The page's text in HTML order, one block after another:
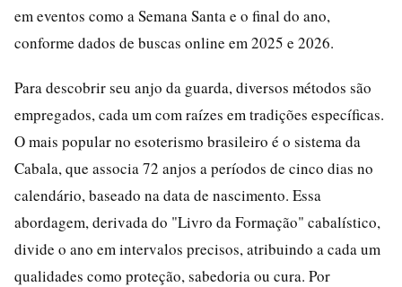
em eventos como a Semana Santa e o final do ano,
conforme dados de buscas online em 2025 e 2026.
Para descobrir seu anjo da guarda, diversos métodos são
empregados, cada um com raízes em tradições específicas.
O mais popular no esoterismo brasileiro é o sistema da
Cabala, que associa 72 anjos a períodos de cinco dias no
calendário, baseado na data de nascimento. Essa
abordagem, derivada do "Livro da Formação" cabalístico,
divide o ano em intervalos precisos, atribuindo a cada um
qualidades como proteção, sabedoria ou cura. Por